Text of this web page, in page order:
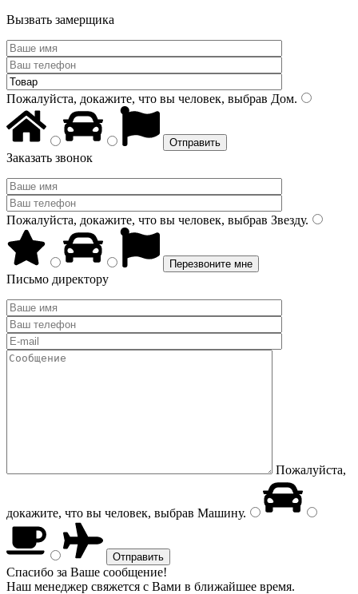
Вызвать замерщика
Пожалуйста, докажите, что вы человек, выбрав Дом.
Заказать звонок
Пожалуйста, докажите, что вы человек, выбрав Звезду.
Письмо директору
Пожалуйста,
докажите, что вы человек, выбрав Машину.
Спасибо за Ваше сообщение!
Наш менеджер свяжется с Вами в ближайшее время.